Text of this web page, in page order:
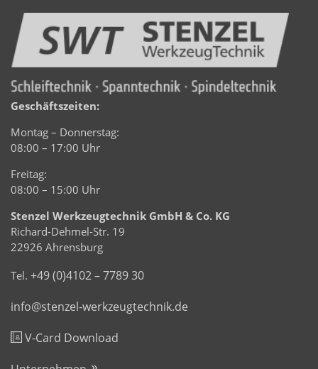
Geschäftszeiten:
Montag – Donnerstag:
08:00 – 17:00 Uhr
Freitag:
08:00 – 15:00 Uhr
Stenzel Werkzeugtechnik GmbH & Co. KG
Richard-Dehmel-Str. 19
22926 Ahrensburg
Tel. +49 (0)4102 – 7789 30
info@stenzel-werkzeugtechnik.de
V-Card Download